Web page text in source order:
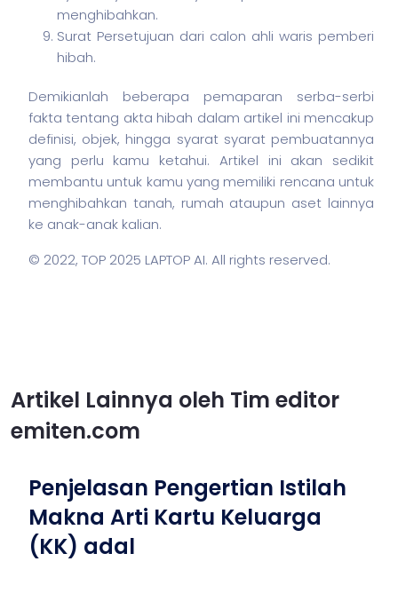
menghibahkan.
Surat Persetujuan dari calon ahli waris pemberi
hibah.
Demikianlah beberapa pemaparan serba-serbi
fakta tentang akta hibah dalam artikel ini mencakup
definisi, objek, hingga syarat syarat pembuatannya
yang perlu kamu ketahui. Artikel ini akan sedikit
membantu untuk kamu yang memiliki rencana untuk
menghibahkan tanah, rumah ataupun aset lainnya
ke anak-anak kalian.
© 2022, TOP 2025 LAPTOP AI. All rights reserved.
Artikel Lainnya oleh Tim editor
emiten.com
Penjelasan Pengertian Istilah
Makna Arti Kartu Keluarga
(KK) adal